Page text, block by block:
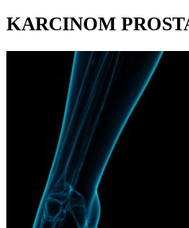
KARCINOM